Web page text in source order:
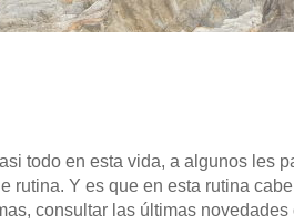
todo en esta vida, a algunos les
Y es que en esta rutina
consultar las últimas novedades